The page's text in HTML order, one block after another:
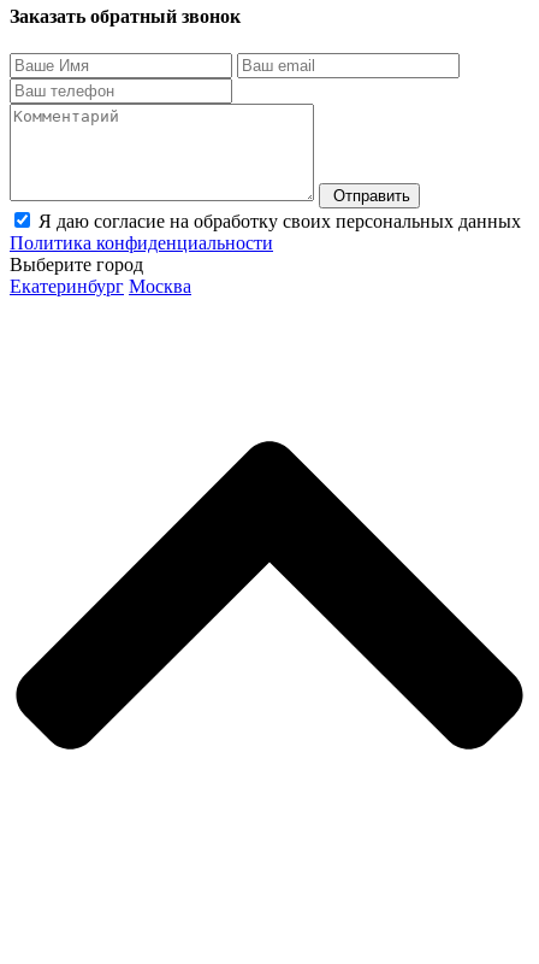
Заказать обратный звонок
Отправить
Я даю согласие на обработку своих персональных данных
Политика конфиденциальности
Выберите город
Екатеринбург Москва